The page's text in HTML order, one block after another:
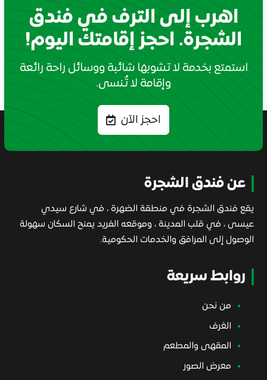
اهرب إلى الترف في فندق
الشجرة. احجز إقامتك اليوم!
استمتع بخدمة لا تشوبها شائبة ووسائل راحة رائعة
وإقامة لا تُنسى.
احجز الآن
عن فندق الشجرة
يقع فندق الشجرة في منطقة الضهرة ، في شارع سيدي
عيسى ، في قلب المدينة ، وموقعه الفريد يمنح السكان سهولة
الوصول إلى المرافق والخدمات الحكومية.
روابط سريعة
من نحن
الغرف
المقهى والمطعم
معرض الصور